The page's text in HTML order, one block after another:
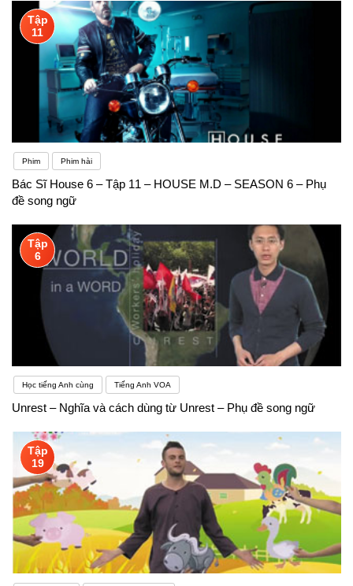
Tập
11
Phim Phim hài
Bác Sĩ House 6 – Tập 11 – HOUSE M.D – SEASON 6 – Phụ
đề song ngữ
Tập
6
Học tiếng Anh cùng Tiếng Anh VOA
Unrest – Nghĩa và cách dùng từ Unrest – Phụ đề song ngữ
Tập
19